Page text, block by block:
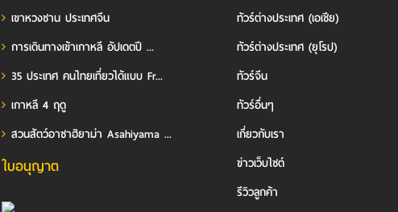
เขาหวงซาน ประเทศจีน
การเดินทางเข้าเกาหลี อัปเดตปี ...
35 ประเทศ คนไทยเที่ยวได้แบบ Fr...
เกาหลี 4 ฤดู
สวนสัตว์อาซาฮิยาม่า Asahiyama ...
ใบอนุญาต
ทัวร์ต่างประเทศ (เอเชีย)
ทัวร์ต่างประเทศ (ยุโรป)
ทัวร์จีน
ทัวร์อื่นๆ
เกี่ยวกับเรา
ข่าวเว็บไซต์
รีวิวลูกค้า